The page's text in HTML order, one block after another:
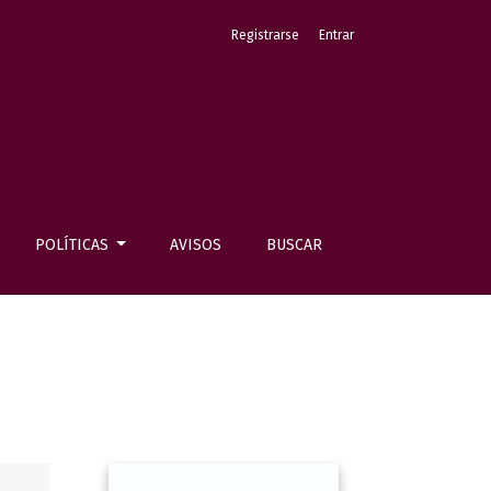
POLÍTICAS AVISOS BUSCAR
Registrarse Entrar